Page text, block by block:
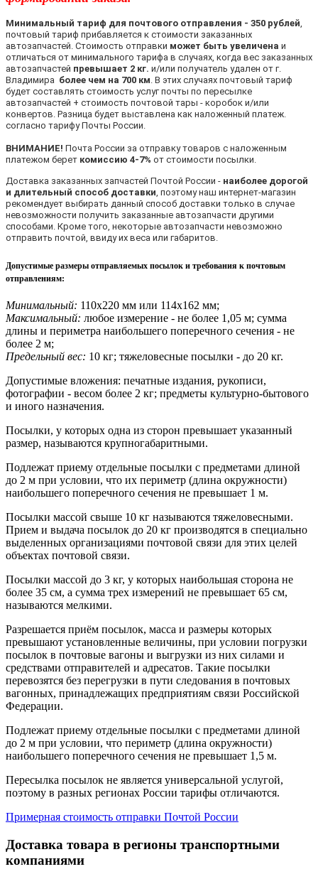
Минимальный тариф для почтового отправления - 350 рублей,
почтовый тариф прибавляется к стоимости заказанных
автозапчастей. Стоимость отправки может быть увеличена и
отличаться от минимального тарифа в случаях, когда вес заказанных
автозапчастей превышает 2 кг. и/или получатель удален от г.
Владимира более чем на 700 км. В этих случаях почтовый тариф
будет составлять стоимость услуг почты по пересылке
автозапчастей + стоимость почтовой тары - коробок и/или
конвертов. Разница будет выставлена как наложенный платеж.
согласно тарифу Почты России.
ВНИМАНИЕ! Почта России за отправку товаров с наложенным
платежом берет комиссию 4-7% от стоимости посылки.
Доставка заказанных запчастей Почтой России - наиболее дорогой
и длительный способ доставки, поэтому наш интернет-магазин
рекомендует выбирать данный способ доставки только в случае
невозможности получить заказанные автозапчасти другими
способами. Кроме того, некоторые автозапчасти невозможно
отправить почтой, ввиду их веса или габаритов.
Допустимые размеры отправляемых посылок и требования к почтовым
отправлениям:
Минимальный: 110х220 мм или 114х162 мм;
Максимальный: любое измерение - не более 1,05 м; сумма
длины и периметра наибольшего поперечного сечения - не
более 2 м;
Предельный вес: 10 кг; тяжеловесные посылки - до 20 кг.
Допустимые вложения: печатные издания, рукописи,
фотографии - весом более 2 кг; предметы культурно-бытового
и иного назначения.
Посылки, у которых одна из сторон превышает указанный
размер, называются крупногабаритными.
Подлежат приему отдельные посылки с предметами длиной
до 2 м при условии, что их периметр (длина окружности)
наибольшего поперечного сечения не превышает 1 м.
Посылки массой свыше 10 кг называются тяжеловесными.
Прием и выдача посылок до 20 кг производятся в специально
выделенных организациями почтовой связи для этих целей
объектах почтовой связи.
Посылки массой до 3 кг, у которых наибольшая сторона не
более 35 см, а сумма трех измерений не превышает 65 см,
называются мелкими.
Разрешается приём посылок, масса и размеры которых
превышают установленные величины, при условии погрузки
посылок в почтовые вагоны и выгрузки из них силами и
средствами отправителей и адресатов. Такие посылки
перевозятся без перегрузки в пути следования в почтовых
вагонных, принадлежащих предприятиям связи Российской
Федерации.
Подлежат приему отдельные посылки с предметами длиной
до 2 м при условии, что периметр (длина окружности)
наибольшего поперечного сечения не превышает 1,5 м.
Пересылка посылок не является универсальной услугой,
поэтому в разных регионах России тарифы отличаются.
Примерная стоимость отправки Почтой России
Доставка товара в регионы транспортными
компаниями